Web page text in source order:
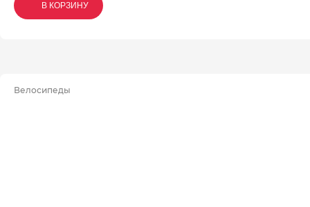
В КОРЗИНУ
В КОРЗИНУ
В КОРЗИНУ
Велосипеды